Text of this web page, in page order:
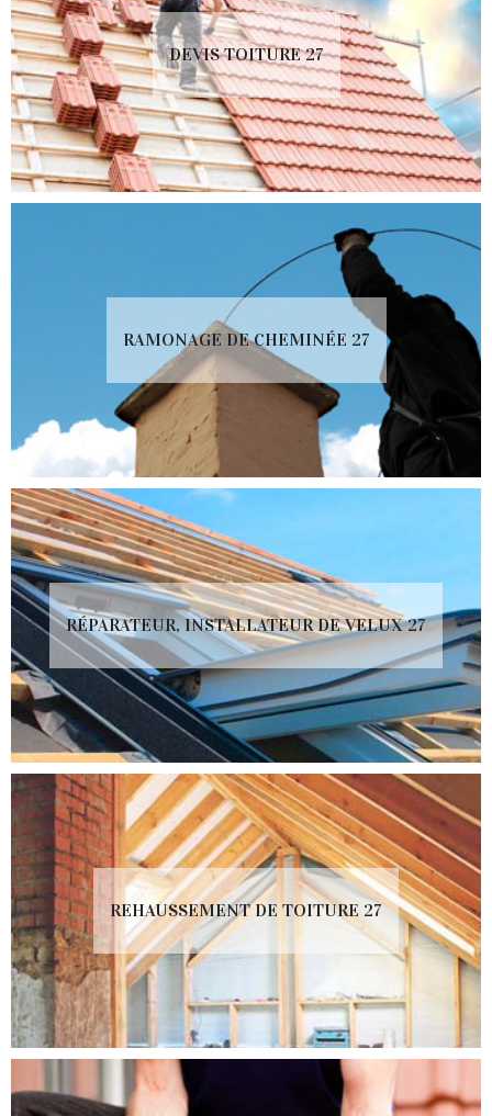
DEVIS TOITURE 27
RAMONAGE DE CHEMINÉE 27
RÉPARATEUR, INSTALLATEUR DE VELUX 27
REHAUSSEMENT DE TOITURE 27